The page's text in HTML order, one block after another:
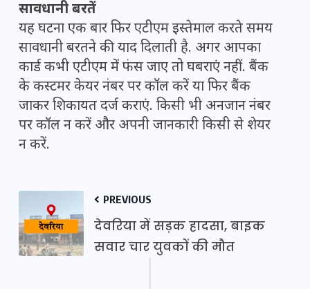
सावधानी बरतें
यह घटना एक बार फिर एटीएम इस्तेमाल करते समय
सावधानी बरतने की याद दिलाती है. अगर आपका
कार्ड कभी एटीएम में फंस जाए तो घबराएं नहीं. बैंक
के कस्टमर केयर नंबर पर कॉल करें या फिर बैंक
जाकर शिकायत दर्ज कराएं. किसी भी अनजान नंबर
पर कॉल न करें और अपनी जानकारी किसी से शेयर
न करें.
PREVIOUS
देवरिया में सड़क हादसा, बाइक
सवार चार युवकों की मौत